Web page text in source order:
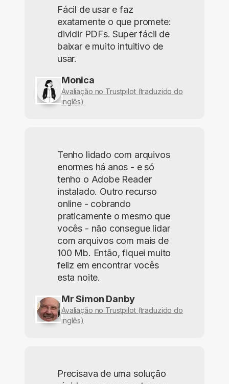
Fácil de usar e faz
exatamente o que promete:
dividir PDFs. Super fácil de
baixar e muito intuitivo de
usar.
Monica
Avaliação no Trustpilot (traduzido do
inglês)
Tenho lidado com arquivos
enormes há anos - e só
tenho o Adobe Reader
instalado. Outro recurso
online - cobrando
praticamente o mesmo que
vocês - não consegue lidar
com arquivos com mais de
100 Mb. Então, fiquei muito
feliz em encontrar vocês
esta noite.
Mr Simon Danby
Avaliação no Trustpilot (traduzido do
inglês)
Precisava de uma solução